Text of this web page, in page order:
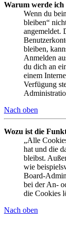
Warum werde ich
Wenn du
bleiben“
angemeldet.
bleiben,
Anmelden
du dich an
einem
Verfügung
Nach oben
Wozu ist die
„Alle
hat und die
bleibst.
wie
Board-
bei der An-
die Cookies
Nach oben